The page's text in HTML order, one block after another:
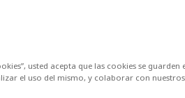
usted acepta que las cookies se
el uso del mismo, y colaborar con